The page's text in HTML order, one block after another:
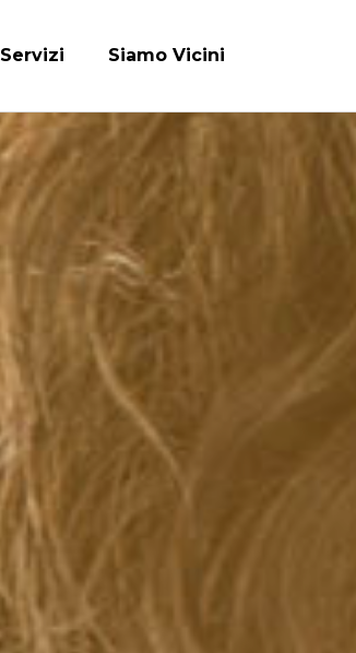
Servizi Siamo Vicini